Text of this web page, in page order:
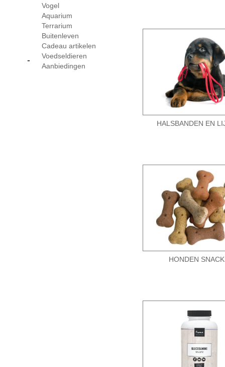
Vogel
Aquarium
Terrarium
Buitenleven
Cadeau artikelen
Voedseldieren
Aanbiedingen
-
HALSBANDEN EN
HONDEN